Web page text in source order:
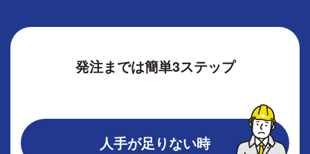
発注までは簡単3ステップ
人手が足りない時